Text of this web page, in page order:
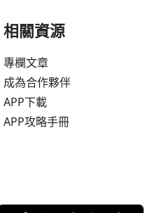
相關資源
專欄文章
成為合作夥伴
APP下載
APP攻略手冊